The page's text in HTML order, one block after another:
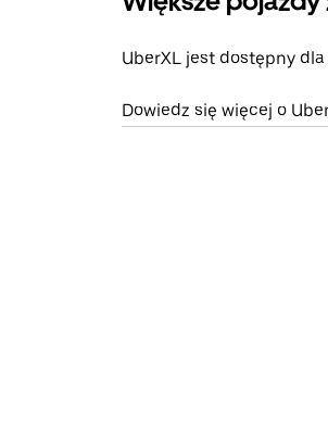
UberXL jest dostępny
Dowiedz się więcej o